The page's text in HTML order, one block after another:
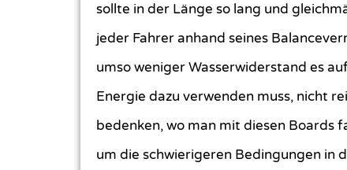
sollte in der Länge so lang und
jeder Fahrer anhand seines
umso weniger Wasserwiderstand es
Energie dazu verwenden muss, nicht
bedenken, wo man mit diesen Boards
um die schwierigeren Bedingungen in